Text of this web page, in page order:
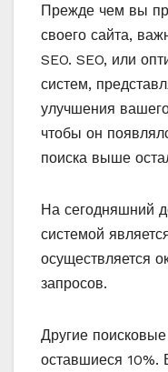
Прежде чем вы
своего сайта,
SEO. SEO, или
систем,
улучшения
чтобы он
поиска выше
На сегодняшний
системой
осуществляется
запросов.
Другие
оставшиеся 10%.